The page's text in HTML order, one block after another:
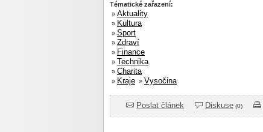
Tématické zařazení:
» Aktuality
» Kultura
» Sport
» Zdraví
» Finance
» Technika
» Charita
» Kraje » Vysočina
Poslat článek Diskuse (0)